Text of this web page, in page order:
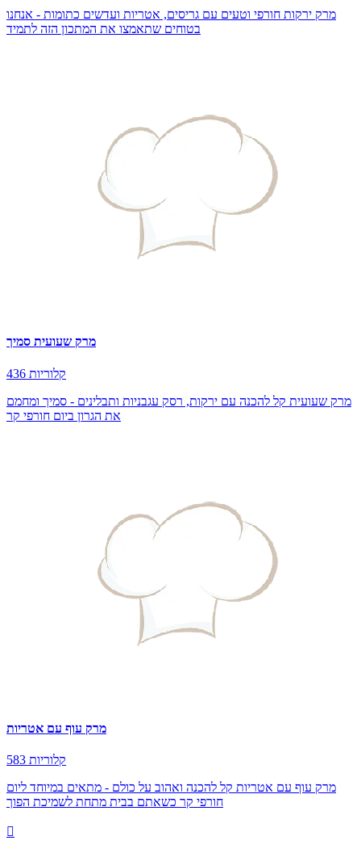
מרק ירקות חורפי וטעים עם גריסים, אטריות ועדשים כתומות - אנחנו
בטוחים שתאמצו את המתכון הזה לתמיד
מרק שעועית סמיך
436 קלוריות
מרק שעועית קל להכנה עם ירקות, רסק עגבניות ותבלינים - סמיך ומחמם
את הגרון ביום חורפי קר
מרק עוף עם אטריות
583 קלוריות
מרק עוף עם אטריות קל להכנה ואהוב על כולם - מתאים במיוחד ליום
חורפי קר כשאתם בבית מתחת לשמיכת הפוך
